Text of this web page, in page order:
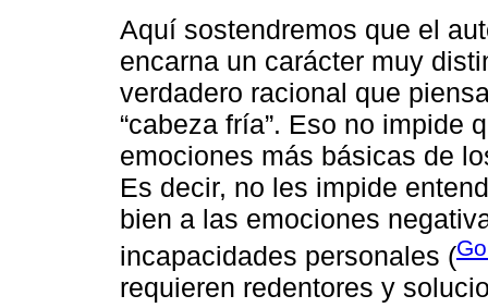
Aquí sostendremos que el
encarna un carácter muy
verdadero racional que
“cabeza fría”. Eso no impide
emociones más básicas de
Es decir, no les impide
bien a las emociones
incapacidades personales (
requieren redentores y